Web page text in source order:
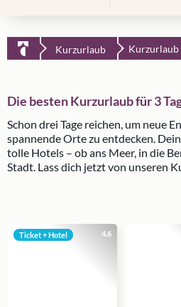
Kurzurlaub Kurzurlaub
Die besten Kurzurlaub für 3
Schon drei Tage reichen, um neue
spannende Orte zu entdecken.
tolle Hotels – ob ans Meer, in die
Stadt. Lass dich jetzt von unseren
4.6
Ticket + Hotel